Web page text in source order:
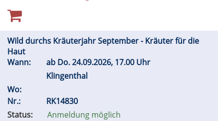
Wild durchs Kräuterjahr September - Kräuter für die
Haut
Wann:
ab Do.24.09.2026, 17.00 Uhr
Klingenthal
Wo:
Nr.:
RK14830
Status:
Anmeldung möglich